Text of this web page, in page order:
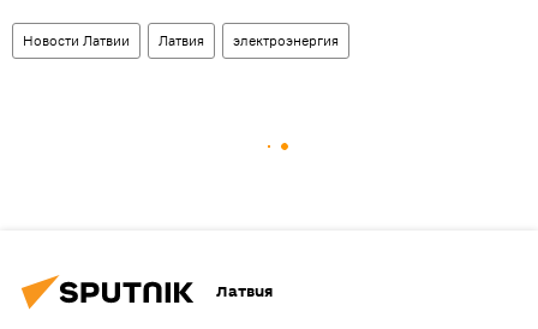
Новости Латвии Латвия электроэнергия
Латвия